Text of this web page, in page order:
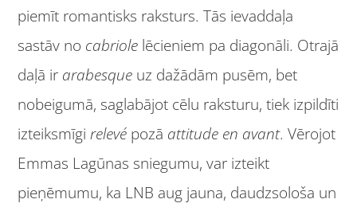
piemīt romantisks raksturs. Tās ievaddaļa
sastāv no cabriole lēcieniem pa diagonāli. Otrajā
daļā ir arabesque uz dažādām pusēm, bet
nobeigumā, saglabājot cēlu raksturu, tiek izpildīti
izteiksmīgirelevé pozā attitude en avant. Vērojot
Emmas Lagūnas sniegumu, var izteikt
pieņēmumu, ka LNB aug jauna, daudzsološa un